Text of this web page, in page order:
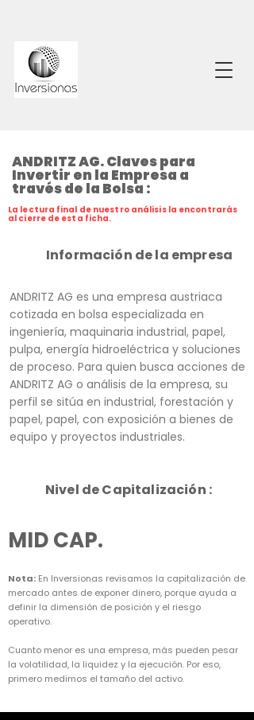
ANDRITZ AG. Claves para
Invertir en la Empresa a
través de la Bolsa :
La lectura final de nuestro análisis la encontrarás
al cierre de esta ficha.
Información de la empresa
ANDRITZ AG es una empresa austriaca
cotizada en bolsa especializada en
ingeniería, maquinaria industrial, papel,
pulpa, energía hidroeléctrica y soluciones
de proceso. Para quien busca acciones de
ANDRITZ AG o análisis de la empresa, su
perfil se sitúa en industrial, forestación y
papel, papel, con exposición a bienes de
equipo y proyectos industriales.
Nivel de Capitalización :
MID CAP.
Nota: En Inversionas revisamos la capitalización de
mercado antes de exponer dinero, porque ayuda a
definir la dimensión de posición y el riesgo
operativo.
Cuanto menor es una empresa, más pueden pesar
la volatilidad, la liquidez y la ejecución. Por eso,
primero medimos el tamaño del activo.